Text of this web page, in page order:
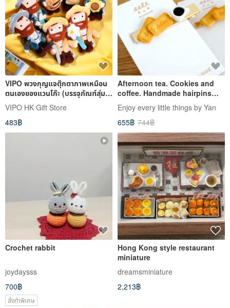
VIPO พวงกุญแจตุ๊กตาภาพเหมือน
ตนเองของแวนโก๊ะ (บรรจุภัณฑ์สุ่ม)
VGM37380
VIPO HK Gift Store
483฿
Afternoon tea. Cookies and
coffee. Handmade hairpins
(spot)
Enjoy every little things by Yan
655฿ 744฿
Crochet rabbit
joydaysss
700฿
สั่งทำพิเศษ
Hong Kong style restaurant
miniature
dreamsminiature
2,213฿